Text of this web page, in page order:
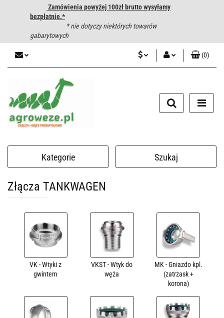
Zamówienia powyżej 100zł brutto wysyłamy
bezpłatnie.*
* nie dotyczy niektórych towarów
gabarytowych
Zarejestruj się
Dodaj zgłoszenie
(0)
Kategorie Szukaj
Złącza TANKWAGEN
VK - Wtyki z
gwintem
VKST - Wtyk do
węża
MK - Gniazdo kpl.
(zatrzask +
korona)